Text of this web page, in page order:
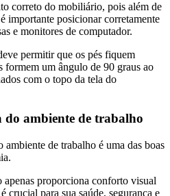
correto do mobiliário, pois além de
importante posicionar corretamente
e monitores de computador.
permitir que os pés fiquem
formem um ângulo de 90 graus ao
com o topo da tela do
ambiente de trabalho
de trabalho é uma das boas
proporciona conforto visual
crucial para sua saúde, segurança e